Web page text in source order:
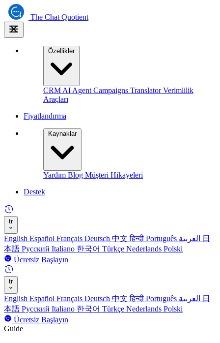
The Chat Quotient
Özellikler
CRM AI Agent Campaigns TranslatorVerimlilik
Araçları
Fiyatlandırma
Kaynaklar
Yardım Blog Müşteri Hikayeleri
Destek
tr
English Español Français Deutsch 中文हिन्दी Português
日
本語 Русский Italiano 한국어 Türkçe Nederlands Polski
Ücretsiz Başlayın
tr
English Español Français Deutsch 中文हिन्दी Português
日
本語 Русский Italiano 한국어 Türkçe Nederlands Polski
Ücretsiz Başlayın
Guide